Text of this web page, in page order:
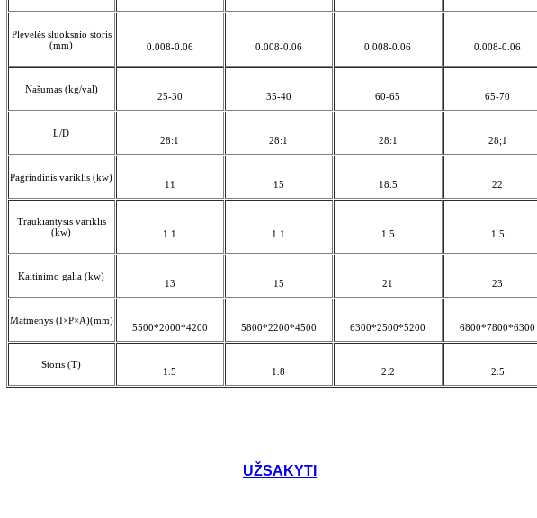
Plėvelės sluoksnio storis
(mm)
0.008-0.06 0.008-0.06 0.008-0.06 0.008-0.06
Našumas (kg/val)
25-30 35-40 60-65 65-70
L/D
28:1 28:1 28:1 28;1
Pagrindinis variklis (kw)
11 15 18.5 22
Traukiantysis variklis
(kw)
1.1 1.1 1.5 1.5
Kaitinimo galia (kw)
13 15 21 23
Matmenys (I×P×A)(mm)
5500*2000*4200 5800*2200*4500 6300*2500*5200 6800*7800*6300
Storis (T)
1.5 1.8 2.2 2.5
UŽSAKYTI